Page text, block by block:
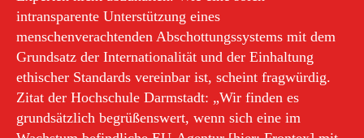
intransparente Unterstützung eines
menschenverachtenden Abschottungssystems mit dem
Grundsatz der Internationalität und der Einhaltung
ethischer Standards vereinbar ist, scheint fragwürdig.
Zitat der Hochschule Darmstadt: „Wir finden es
grundsätzlich begrüßenswert, wenn sich eine im